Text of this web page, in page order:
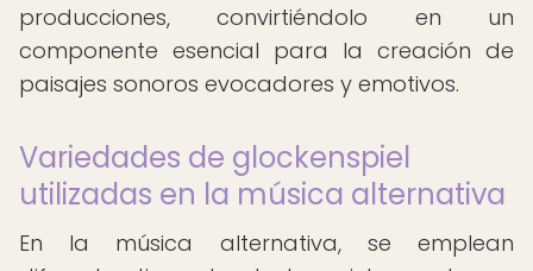
producciones, convirtiéndolo en un
componente esencial para la creación de
paisajes sonoros evocadores y emotivos.
Variedades de glockenspiel
utilizadas en la música alternativa
En la música alternativa, se emplean